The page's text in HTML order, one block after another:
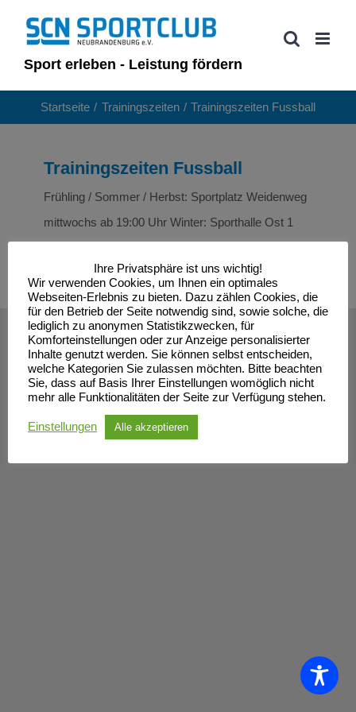
Inhalt
springenSport erleben - Leistung fördern
Startseite Trainingszeiten Trainingszeiten Fussball
Trainingszeiten Fussball
Frühling / Sommer / Herbst: Sportplatz Weidenweg
mittwochs ab 19:00 Uhr Winter: Sporthalle Ost 1
© Sportclub Neubrandenburg e.V. | All Rights Reserved
Impressum Datenschutzerklärung
Ihre Privatsphäre ist uns wichtig!
Wir verwenden Cookies, um Ihnen ein optimales
Webseiten-Erlebnis zu bieten. Dazu zählen Cookies, die
für den Betrieb der Seite notwendig sind, sowie solche, die
lediglich zu anonymen Statistikzwecken, für
Komforteinstellungen oder zur Anzeige personalisierter
Inhalte genutzt werden. Sie können selbst entscheiden,
welche Kategorien Sie zulassen möchten. Bitte beachten
Sie, dass auf Basis Ihrer Einstellungen womöglich nicht
mehr alle Funktionalitäten der Seite zur Verfügung stehen.
Einstellungen Alle akzeptieren